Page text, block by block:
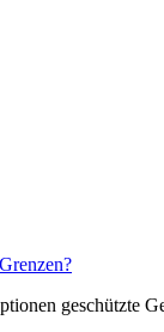
geschützte